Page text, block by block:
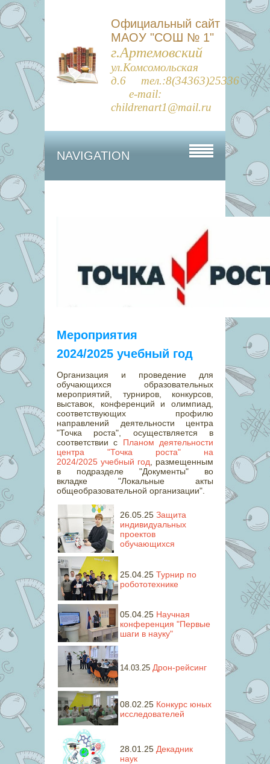
Официальный сайт
МАОУ "СОШ № 1"
г.Артемовский
ул.Комсомольская
д.6 тел.:8(34363)25336
e-mail:
childrenart1@mail.ru
NAVIGATION
Мероприятия
2024/2025 учебный год
Организация и проведение для
обучающихся образовательных
мероприятий, турниров, конкурсов,
выставок, конференций и олимпиад,
соответствующих профилю
направлений деятельности центра
"Точка роста", осуществляется в
соответствии с Планом деятельности
центра "Точка роста" на
2024/2025 учебный год , размещенным
в подразделе "Документы" во
вкладке "Локальные акты
общеобразовательной организации".
26.05.25 Защита
индивидуальных
проектов
обучающихся
25.04.25 Турнир по
робототехнике
05.04.25 Научная
конференция "Первые
шаги в науку"
14.03.25 Дрон-рейсинг
08.02.25 Конкурс юных
исследователей
28.01.25 Декадник
наук